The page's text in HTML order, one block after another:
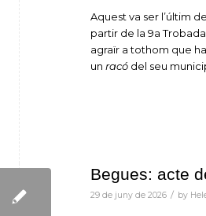
Aquest va ser l’últim
partir de la 9a
agraïr a tothom que
un racó del seu
Begues: acte
29 de juny de 2026 / by